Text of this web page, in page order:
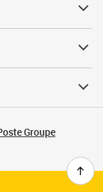
Groupe